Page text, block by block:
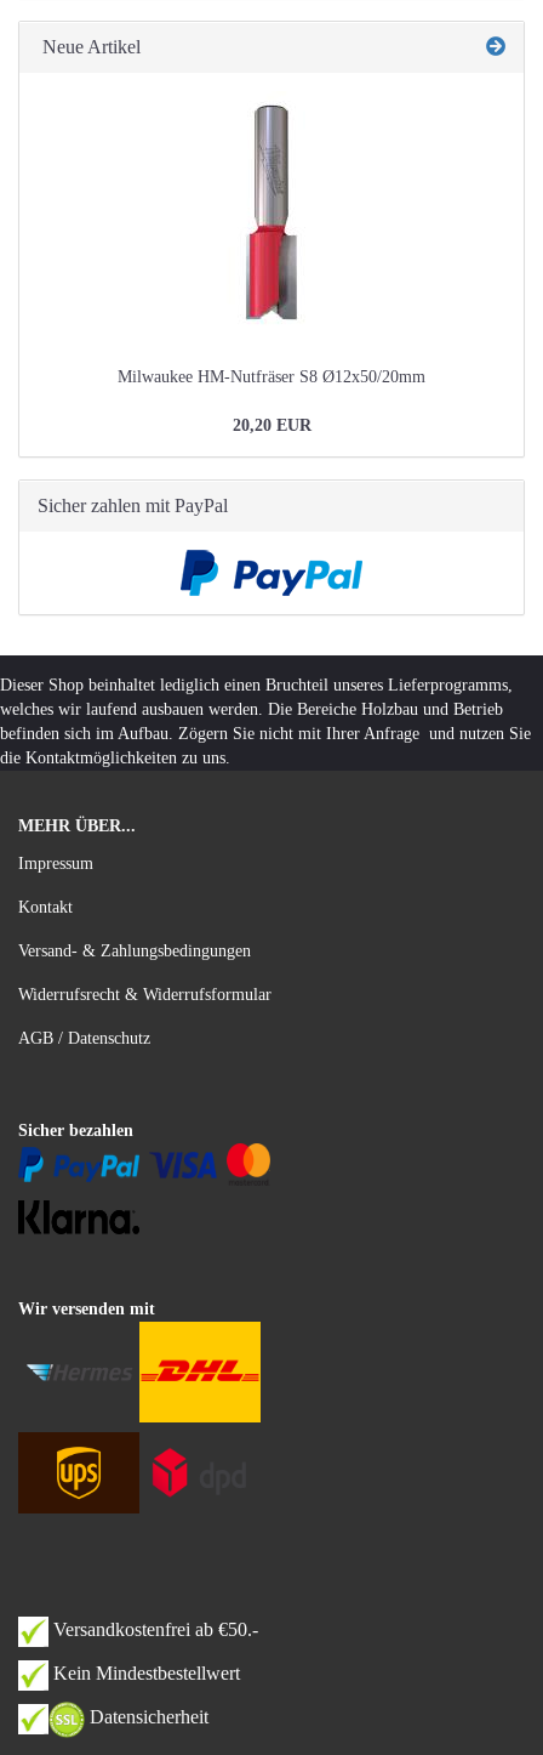
EIN.
Neue Artikel
Milwaukee HM-Nutfräser S8 Ø12x50/20mm
20,20 EUR
Sicher zahlen mit PayPal
Dieser Shop beinhaltet lediglich einen Bruchteil unseres Lieferprogramms,
welches wir laufend ausbauen werden. Die Bereiche Holzbau und Betrieb
befinden sich im Aufbau. Zögern Sie nicht mit Ihrer Anfrage und nutzen Sie
die Kontaktmöglichkeiten zu uns.
MEHR ÜBER...
Impressum
Kontakt
Versand- & Zahlungsbedingungen
Widerrufsrecht & Widerrufsformular
AGB / Datenschutz
Sicher bezahlen
Wir versenden mit
Versandkostenfrei ab €50.-
Kein Mindestbestellwert
Datensicherheit